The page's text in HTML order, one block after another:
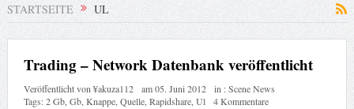
STARTSEITE UL
Trading – Network Datenbank veröffentlicht
Veröffentlicht von¥akuza112 am05. Juni 2012 in :Scene News
Tags:2 Gb, Gb, Knappe, Quelle, Rapidshare, Ul 4 Kommentare